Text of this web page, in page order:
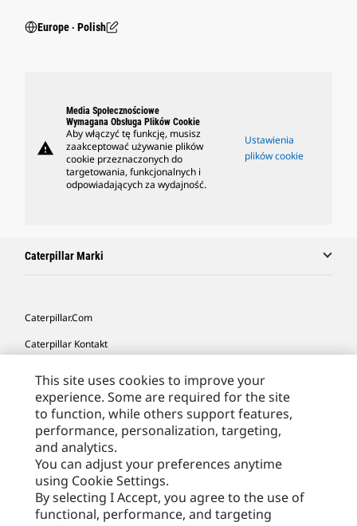
Europe ‧ Polish
warning
Media Społecznościowe
Wymagana Obsługa Plików Cookie
Aby włączyć tę funkcję, musisz
zaakceptować używanie plików
cookie przeznaczonych do
targetowania, funkcjonalnych i
odpowiadających za wydajność.
Ustawienia
plików cookie
Caterpillar Marki
Caterpillar.com
Caterpillar Kontakt
Moje Preferencje Marketingowe
Site Map
Cookie Settings
Legal
Privacy
This site uses cookies to improve your
experience. Some are required for the site
to function, while others support features,
performance, personalization, targeting,
and analytics.
You can adjust your preferences anytime
using Cookie Settings.
By selecting I Accept, you agree to the use of
functional, performance, and targeting